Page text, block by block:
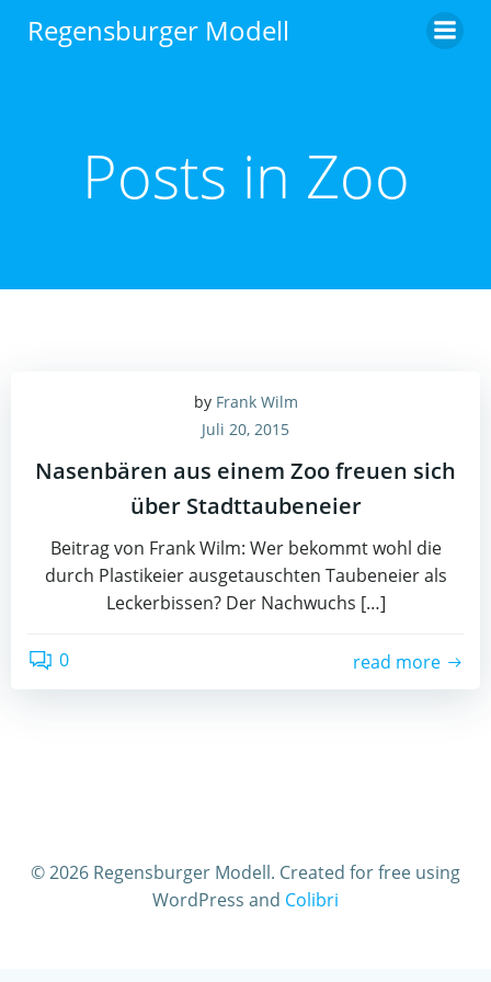
Inhalt
Regensburger Modell
Posts in Zoo
by Frank Wilm
Juli 20, 2015
Nasenbären aus einem Zoo freuen sich
über Stadttaubeneier
Beitrag von Frank Wilm: Wer bekommt wohl die
durch Plastikeier ausgetauschten Taubeneier als
Leckerbissen? Der Nachwuchs […]
0 read more
© 2026 Regensburger Modell. Created for free using
WordPress and Colibri